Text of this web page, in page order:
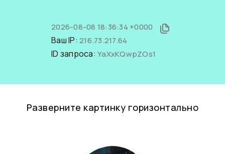
2026-08-08 18:36:34 +0000
Ваш IP: 216.73.217.64
ID запроса: YaXxKQwpZOs1
Разверните картинку горизонтально